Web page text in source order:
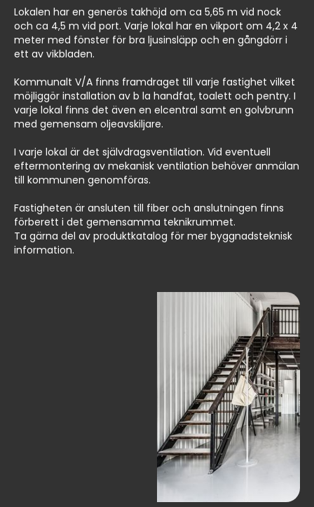
Lokalen har en generös takhöjd om ca 5,65 m vid nock
och ca 4,5 m vid port. Varje lokal har en vikport om 4,2 x 4
meter med fönster för bra ljusinsläpp och en gångdörr i
ett av vikbladen.
Kommunalt V/A finns framdraget till varje fastighet vilket
möjliggör installation av b la handfat, toalett och pentry. I
varje lokal finns det även en elcentral samt en golvbrunn
med gemensam oljeavskiljare.
I varje lokal är det självdragsventilation. Vid eventuell
eftermontering av mekanisk ventilation behöver anmälan
till kommunen genomföras.
Fastigheten är ansluten till fiber och anslutningen finns
förberett i det gemensamma teknikrummet.
Ta gärna del av produktkatalog för mer byggnadsteknisk
information.